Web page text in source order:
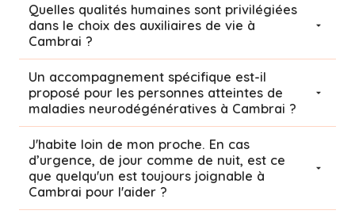
Quelles qualités humaines sont privilégiées
dans le choix des auxiliaires de vie à
Cambrai ?
Un accompagnement spécifique est-il
proposé pour les personnes atteintes de
maladies neurodégénératives à Cambrai ?
J'habite loin de mon proche. En cas
d’urgence, de jour comme de nuit, est ce
que quelqu'un est toujours joignable à
Cambrai pour l'aider ?